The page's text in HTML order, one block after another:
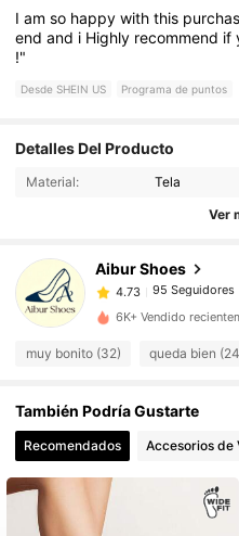
Iamso happywiththis
endand i Highly recommend if
!"
Desde SHEIN US Programa de puntos
Detalles Del Producto
Material: Tela
Ver
Aibur Shoes
4.73 95 Seguidores
95 Seguidores
4.73
95 Seguidores
f***e
pagóHace 1 día
4.73 95 Seguidores
4.73
6K+ Vendido
muy bonito (32) queda bien
También Podría Gustarte
Recomendados Accesorios de